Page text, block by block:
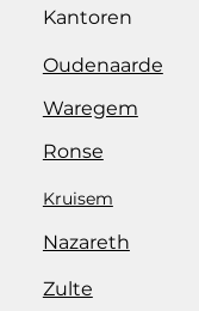
Kantoren
Oudenaarde
Waregem
Kruisem
Nazareth
Ronse
Zulte